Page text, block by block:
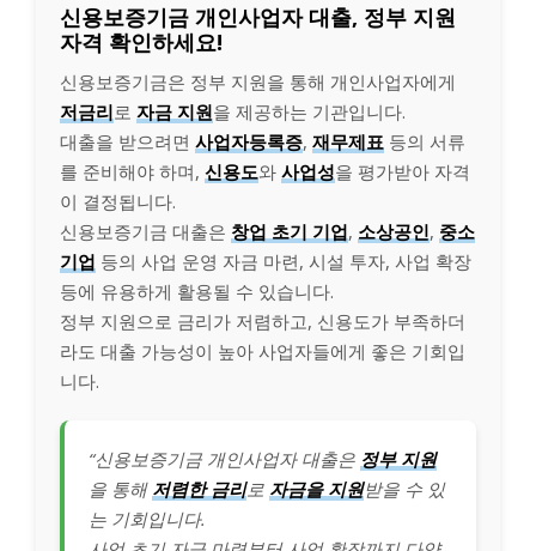
신용보증기금 개인사업자 대출, 정부 지원
자격 확인하세요!
신용보증기금은 정부 지원을 통해 개인사업자에게
저금리로 자금 지원을 제공하는 기관입니다.
대출을 받으려면 사업자등록증, 재무제표 등의 서류
를 준비해야 하며, 신용도와 사업성을 평가받아 자격
이 결정됩니다.
신용보증기금 대출은 창업 초기 기업, 소상공인, 중소
기업 등의 사업 운영 자금 마련, 시설 투자, 사업 확장
등에 유용하게 활용될 수 있습니다.
정부 지원으로 금리가 저렴하고, 신용도가 부족하더
라도 대출 가능성이 높아 사업자들에게 좋은 기회입
니다.
“신용보증기금 개인사업자 대출은 정부 지원
을 통해 저렴한 금리로 자금을 지원받을 수 있
는 기회입니다.